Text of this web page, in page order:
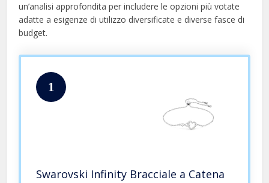
un’analisi approfondita per includere le opzioni più votate
adatte a esigenze di utilizzo diversificate e diverse fasce di
budget.
1
Swarovski Infinity Bracciale a Catena